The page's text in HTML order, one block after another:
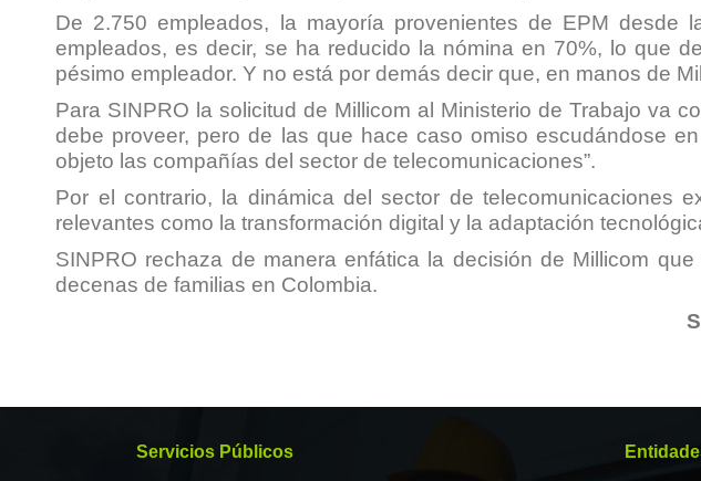
De 2.750 empleados, la mayoría provenientes de EPM
empleados, es decir, se ha reducido la nómina en 70%, lo que
pésimo empleador. Y no está por demás decir que, en manos de
Para SINPRO la solicitud de Millicom al Ministerio de Trabajo va
debe proveer, pero de las que hace caso omiso escudándose
objeto las compañías del sector de telecomunicaciones”.
Por el contrario, la dinámica del sector de telecomunicaciones
relevantes como la transformación digital y la adaptación
SINPRO rechaza de manera enfática la decisión de Millicom
decenas de familias en Colombia.
Servicios Públicos